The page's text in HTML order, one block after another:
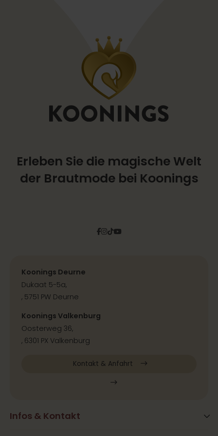
Erleben Sie die magische Welt
der Brautmode bei Koonings
Facebook
Instagram
TiktokPinterest
YouTube
Infos & Kontakt
Koonings Deurne
Dukaat 5-5a,
, 5751 PW Deurne
Koonings Valkenburg
Oosterweg 36,
, 6301 PX Valkenburg
Kontakt & Anfahrt